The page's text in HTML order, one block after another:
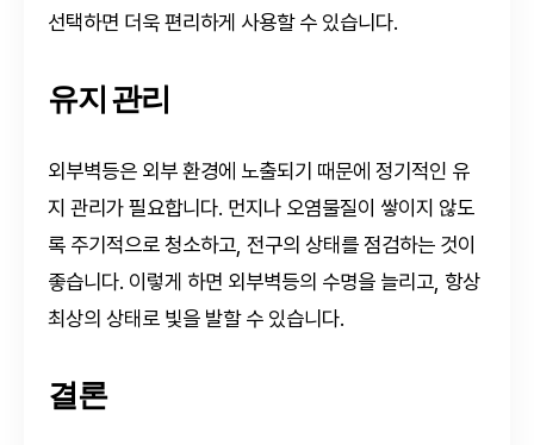
선택하면 더욱 편리하게 사용할 수 있습니다.
유지 관리
외부벽등은 외부 환경에 노출되기 때문에 정기적인 유
지 관리가 필요합니다. 먼지나 오염물질이 쌓이지 않도
록 주기적으로 청소하고, 전구의 상태를 점검하는 것이
좋습니다. 이렇게 하면 외부벽등의 수명을 늘리고, 항상
최상의 상태로 빛을 발할 수 있습니다.
결론